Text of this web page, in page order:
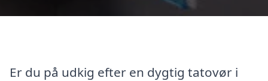
Er du på udkig efter en dygtig tatovør i